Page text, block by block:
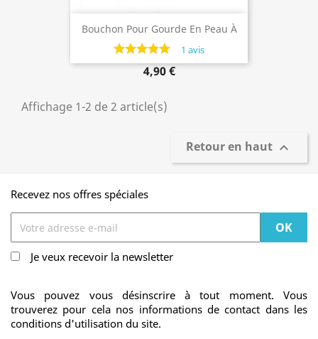
Bouchon Pour Gourde En Peau À
Partir De 1,5 Litre
1 avis
4,90 €
Affichage 1-2 de 2 article(s)
Retour en haut 
Recevez nos offres spéciales
Je veux recevoir la newsletter
Vous pouvez vous désinscrire à tout moment. Vous
trouverez pour cela nos informations de contact dans les
conditions d'utilisation du site.